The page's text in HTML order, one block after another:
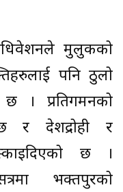
मुलुकको
पनि ठुलो
। प्रतिगमनको
र देशद्रोही र
छ ।
भक्तपुरको